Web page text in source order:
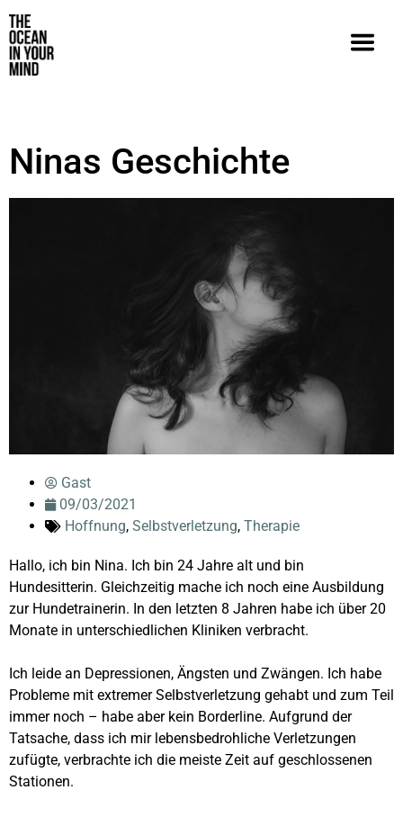
Ninas Geschichte
Gast
09/03/2021
Hoffnung, Selbstverletzung, Therapie
Hallo, ich bin Nina. Ich bin 24 Jahre alt und bin
Hundesitterin. Gleichzeitig mache ich noch eine Ausbildung
zur Hundetrainerin. In den letzten 8 Jahren habe ich über 20
Monate in unterschiedlichen Kliniken verbracht.
Ich leide an Depressionen, Ängsten und Zwängen. Ich habe
Probleme mit extremer Selbstverletzung gehabt und zum Teil
immer noch – habe aber kein Borderline. Aufgrund der
Tatsache, dass ich mir lebensbedrohliche Verletzungen
zufügte, verbrachte ich die meiste Zeit auf geschlossenen
Stationen.